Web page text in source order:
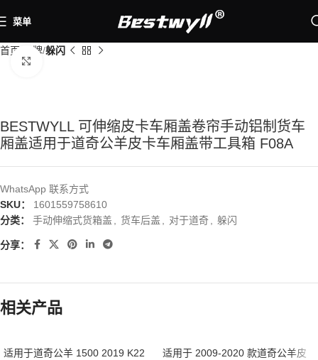
菜单
首页 品牌 躲闪
BESTWYLL 可伸缩皮卡车厢盖卷帘手动铝制货车
厢盖适用于道奇公羊皮卡车厢盖带工具箱 F08A
WhatsApp 联系方式
SKU： 1601559758610
分类：
手动伸缩式货箱盖 货车后盖 对于道奇 躲闪
分享：
相关产品
适用于道奇公羊 1500 2019 K22
适用于 2009-2020 款道奇公羊皮